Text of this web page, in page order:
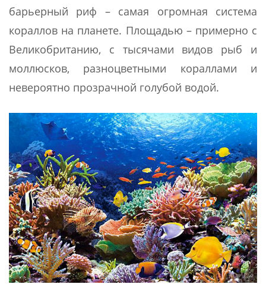
барьерный риф – самая огромная система
кораллов на планете. Площадью – примерно с
Великобританию, с тысячами видов рыб и
моллюсков, разноцветными кораллами и
невероятно прозрачной голубой водой.